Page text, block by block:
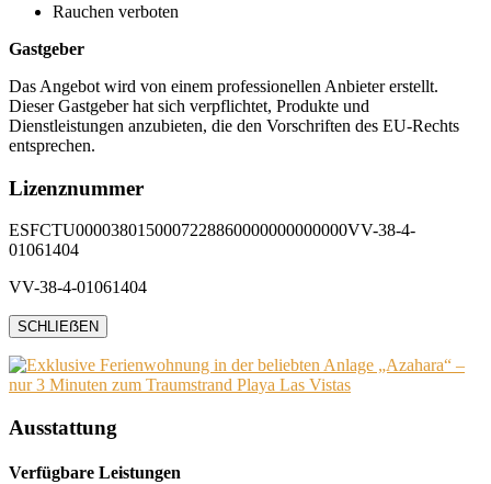
Rauchen verboten
Gastgeber
Das Angebot wird von einem professionellen Anbieter erstellt.
Dieser Gastgeber hat sich verpflichtet, Produkte und
Dienstleistungen anzubieten, die den Vorschriften des EU-Rechts
entsprechen.
Lizenznummer
ESFCTU0000380150007228860000000000000VV-38-4-
01061404
VV-38-4-01061404
SCHLIEẞEN
Ausstattung
Verfügbare Leistungen